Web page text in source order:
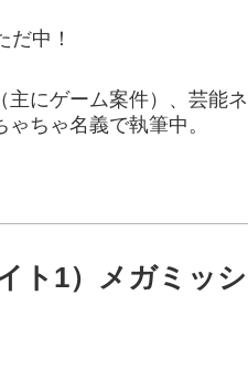
だ中！
にゲーム案件）、芸能
ちゃ名義で執筆中。
ト1）メガミッ